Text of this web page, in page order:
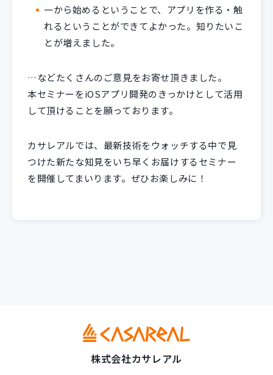
一から始めるということで、アプリを作る・触
れるということができてよかった。知りたいこ
とが増えました。
…などたくさんのご意見をお寄せ頂きました。
本セミナーをiOSアプリ開発のきっかけとして活用
して頂けることを願っております。
カサレアルでは、最新技術をウォッチする中で見
つけた新たな知見をいち早くお届けするセミナー
を開催してまいります。ぜひお楽しみに！
株式会社カサレアル